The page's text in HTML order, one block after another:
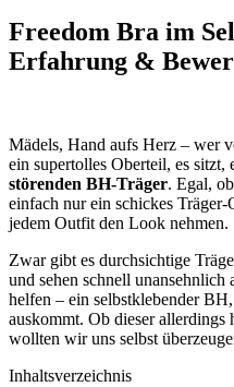
Freedom Bra im
Erfahrung &
Mädels, Hand aufs Herz – wer
ein supertolles Oberteil, es sitzt,
störenden BH-Träger. Egal,
einfach nur ein schickes
jedem Outfit den Look nehmen.
Zwar gibt es durchsichtige
und sehen schnell unansehnlich
helfen – ein selbstklebender
auskommt. Ob dieser allerdings
wollten wir uns selbst
Inhaltsverzeichnis